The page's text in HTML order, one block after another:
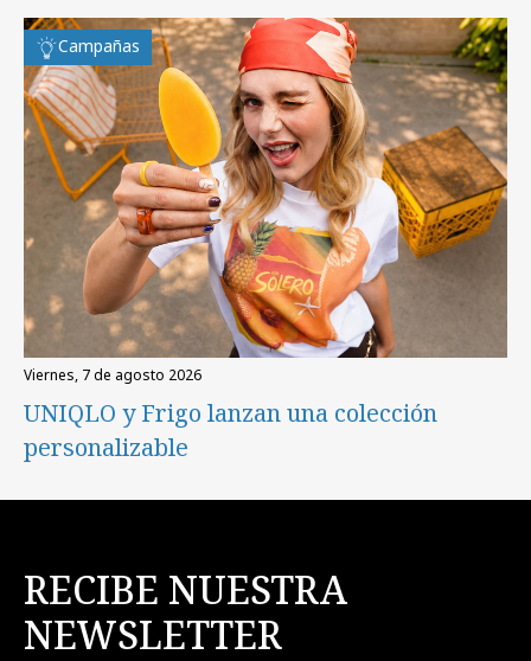
Campañas
viernes, 7 de agosto 2026
UNIQLO y Frigo lanzan una colección
personalizable
RECIBE NUESTRA
NEWSLETTER